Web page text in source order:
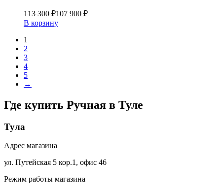
113 300 ₽107 900 ₽
В корзину
1
2
3
4
5
→
Где купить Ручная в Туле
Тула
Адрес магазина
ул. Путейская 5 кор.1, офис 46
Режим работы магазина